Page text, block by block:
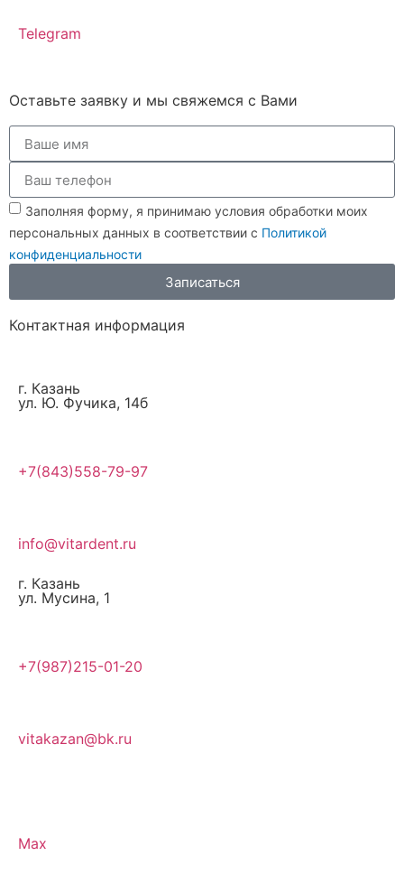
Telegram
Оставьте заявку и мы свяжемся с Вами
Заполняя форму, я принимаю условия обработки моих
персональных данных в соответствии с Политикой
конфиденциальности
Записаться
Контактная информация
г. Казань
ул. Ю. Фучика, 14б
+7(843)558-79-97
info@vitardent.ru
г. Казань
ул. Мусина, 1
+7(987)215-01-20
vitakazan@bk.ru
Max